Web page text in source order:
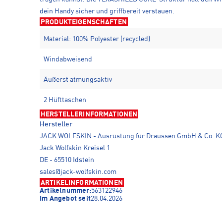
dein Handy sicher und griffbereit verstauen.
PRODUKTEIGENSCHAFTEN
Material: 100% Polyester (recycled)
Windabweisend
Äußerst atmungsaktiv
2 Hüfttaschen
HERSTELLERINFORMATIONEN
Hersteller
JACK WOLFSKIN - Ausrüstung für Draussen GmbH & Co.
Jack Wolfskin Kreisel 1
DE - 65510 Idstein
sales@jack-wolfskin.com
ARTIKELINFORMATIONEN
Artikelnummer:563122946
Im Angebot seit28.04.2026